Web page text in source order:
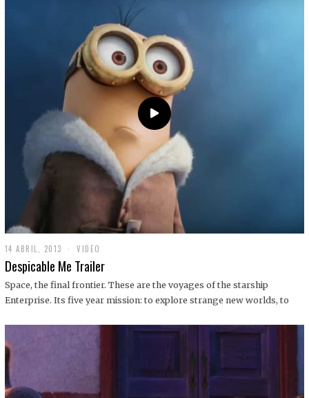
14 ABRIL, 2013
9
D
C
I
1
VIDEO
Despicable Me Trailer
Space, the final frontier. These are the voyages of the starship
Enterprise. Its five year mission: to explore strange new worlds, to